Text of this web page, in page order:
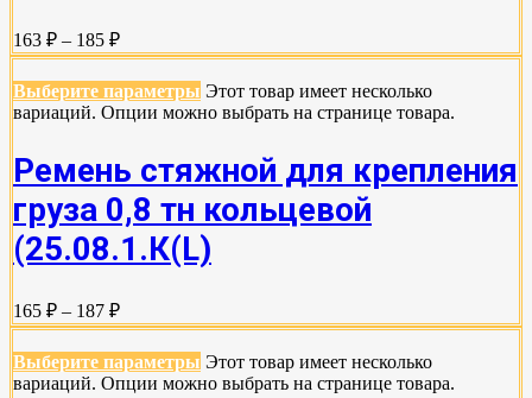
163 ₽ – 185 ₽
Выберите параметры Этот товар имеет несколько
вариаций. Опции можно выбрать на странице товара.
Ремень стяжной для крепления
груза 0,8 тн кольцевой
(25.08.1.К(L)
165 ₽ – 187 ₽
Выберите параметры Этот товар имеет несколько
вариаций. Опции можно выбрать на странице товара.